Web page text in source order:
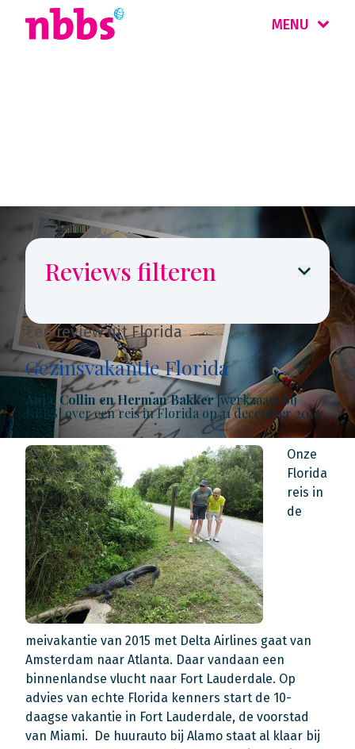
MENU
Reviews filteren
Een review uit Florida
Gezinsvakantie Florida
Anja, Collin en Herman Bakker[werkzaam bij
NBBS] over een reis in Florida op 31 december 2015
Onze
Florida
reis in
de
meivakantie van 2015 met Delta Airlines gaat van
Amsterdam naar Atlanta. Daar vandaan een
binnenlandse vlucht naar Fort Lauderdale. Op
advies van echte Florida kenners start de 10-
daagse vakantie in Fort Lauderdale, de voorstad
van Miami. De huurauto bij Alamo staat al klaar bij